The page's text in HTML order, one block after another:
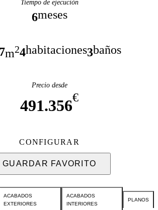
Tiempo de ejecución
6meses
m24habitaciones3baños
Precio desde
491.356€
CONFIGURAR
GUARDAR FAVORITO
ACABADOS
EXTERIORES
ACABADOS
INTERIORES
PLANOS